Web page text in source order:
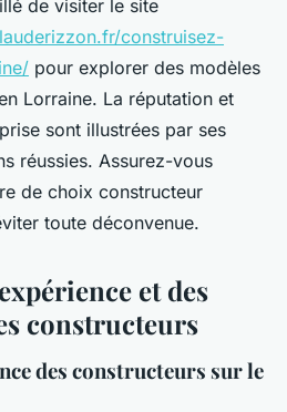
de visiter le site
construisez-
pour explorer des modèles
Lorraine. La réputation et
sont illustrées par ses
réussies. Assurez-vous
de choix constructeur
toute déconvenue.
et des
constructeurs
des constructeurs sur le